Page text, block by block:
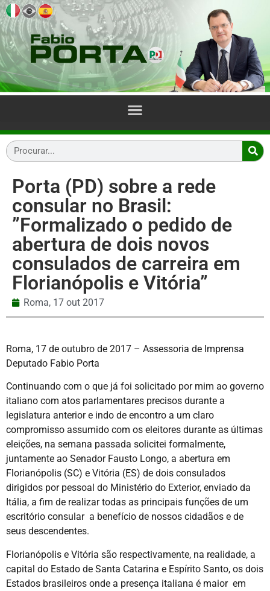
Porta (PD) sobre a rede
consular no Brasil:
”Formalizado o pedido de
abertura de dois novos
consulados de carreira em
Florianópolis e Vitória”
Roma, 17 out 2017
Roma, 17 de outubro de 2017 – Assessoria de Imprensa
Deputado Fabio Porta
Continuando com o que já foi solicitado por mim ao governo
italiano com atos parlamentares precisos durante a
legislatura anterior e indo de encontro a um claro
compromisso assumido com os eleitores durante as últimas
eleições, na semana passada solicitei formalmente,
juntamente ao Senador Fausto Longo, a abertura em
Florianópolis (SC) e Vitória (ES) de dois consulados
dirigidos por pessoal do Ministério do Exterior, enviado da
Itália, a fim de realizar todas as principais funções de um
escritório consular a benefício de nossos cidadãos e de
seus descendentes.
Florianópolis e Vitória são respectivamente, na realidade, a
capital do Estado de Santa Catarina e Espírito Santo, os dois
Estados brasileiros onde a presença italiana é maior em